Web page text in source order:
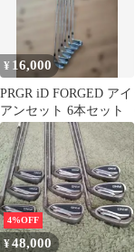
¥ 16,000
PRGR iD FORGED アイ
アンセット 6本セット
4%OFF
¥48,000